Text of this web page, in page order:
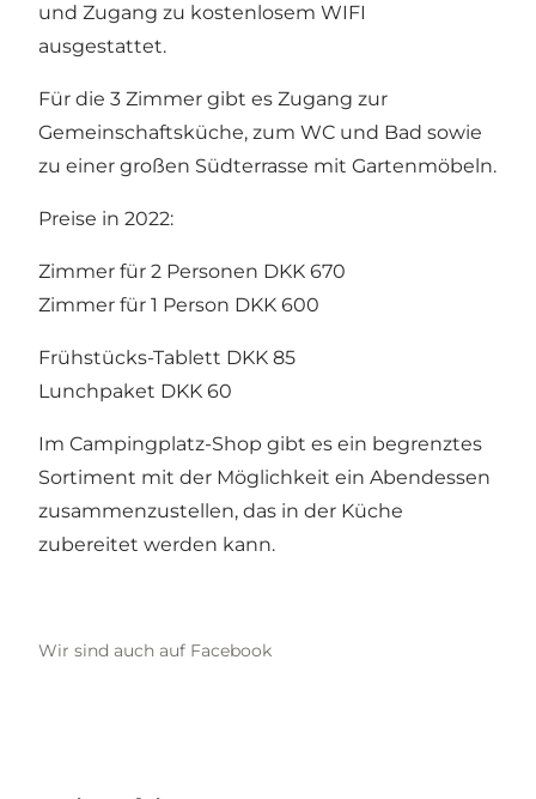
und Zugang zu kostenlosem WIFI
ausgestattet.
Für die 3 Zimmer gibt es Zugang zur
Gemeinschaftsküche, zum WC und Bad sowie
zu einer großen Südterrasse mit Gartenmöbeln.
Preise in 2022:
Zimmer für 2 Personen DKK 670
Zimmer für 1 Person DKK 600
Frühstücks-Tablett DKK 85
Lunchpaket DKK 60
Im Campingplatz-Shop gibt es ein begrenztes
Sortiment mit der Möglichkeit ein Abendessen
zusammenzustellen, das in der Küche
zubereitet werden kann.
Wir sind auch auf Facebook